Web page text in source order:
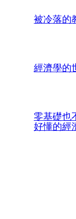
被冷落的
經濟學的
零基礎也
好懂的經